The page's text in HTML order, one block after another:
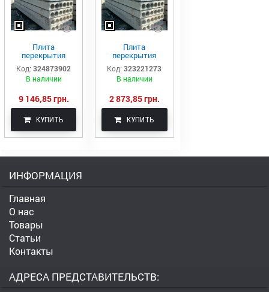
Плита
перекрытия
пустотная ПК 72-
12-8
Код: 324873902
В наличии
9 146,85 грн.
КУПИТЬ
Плита
перекрытия
пустотная ПК 19-
12-8
Код: 323221273
В наличии
2 873,85 грн.
КУПИТЬ
ИНФОРМАЦИЯ
Главная
О нас
Товары
Статьи
Контакты
АДРЕСА ПРЕДСТАВИТЕЛЬСТВ: